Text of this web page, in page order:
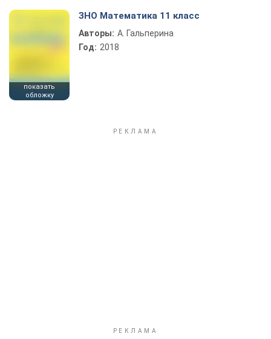
показать
обложку
ЗНО Математика 11 класс
Авторы: А. Гальперина
Год: 2018